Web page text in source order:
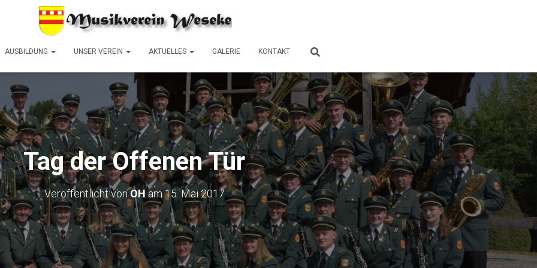
AUSBILDUNG UNSER VEREIN AKTUELLES GALERIE KONTAKT
Tag der Offenen Tür
Veröffentlicht vonOHam15. Mai 2017